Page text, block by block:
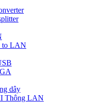
to LAN
dây
Thông LAN